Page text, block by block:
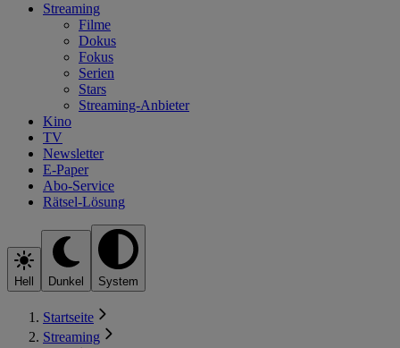
Streaming
Filme
Dokus
Fokus
Serien
Stars
Streaming-Anbieter
Kino
TV
Newsletter
E-Paper
Abo-Service
Rätsel-Lösung
Hell Dunkel System
Startseite
Streaming